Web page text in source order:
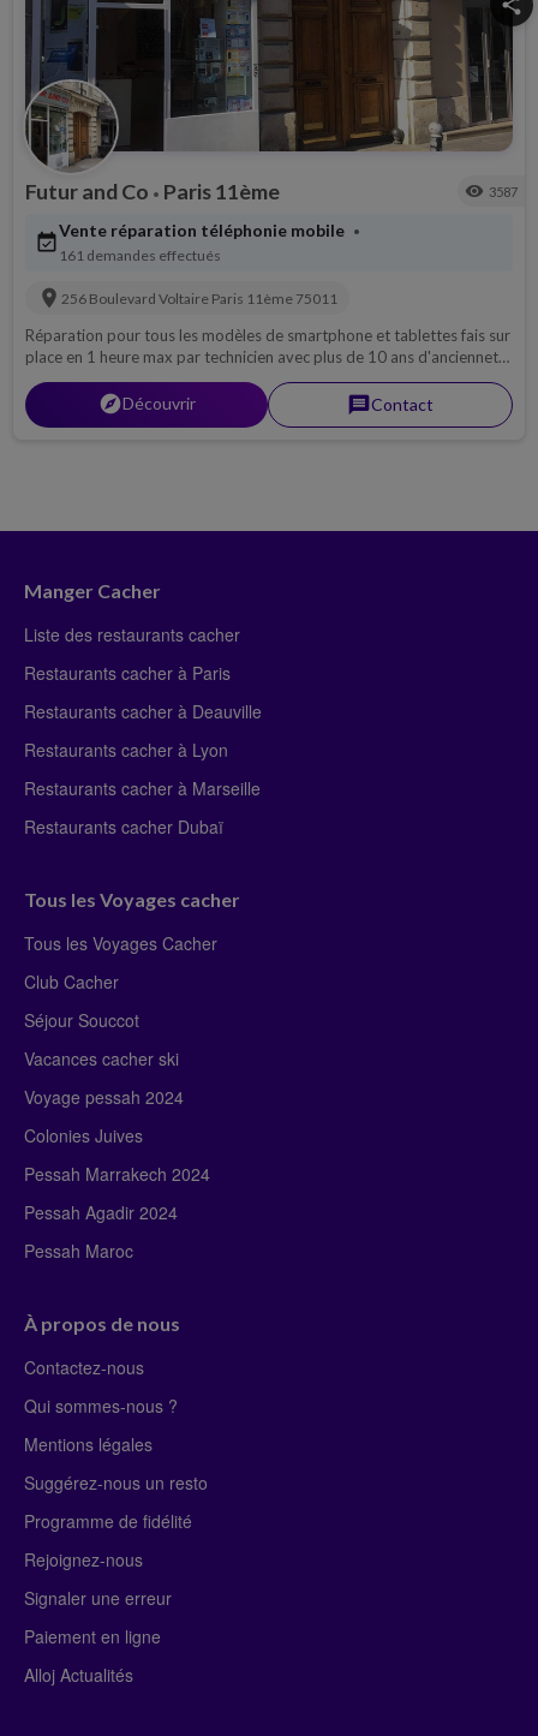
share
Futur and Co • Paris 11ème visibility 3587
event_available
Vente réparation téléphonie mobile •
161 demandes effectués
location_on 256 Boulevard Voltaire Paris 11ème 75011
Réparation pour tous les modèles de smartphone et tablettes fais sur
place en 1 heure max par technicien avec plus de 10 ans d'ancienneté.
L'honnêteté est la devise de FUTUR AND CO
explorerDécouvrir messageContact
Manger Cacher
Liste des restaurants cacher
Restaurants cacher à Paris
Restaurants cacher à Deauville
Restaurants cacher à Lyon
Restaurants cacher à Marseille
Restaurants cacher Dubaï
Tous les Voyages cacher
Tous les Voyages Cacher
Club Cacher
Séjour Souccot
Vacances cacher ski
Voyage pessah 2024
Colonies Juives
Pessah Marrakech 2024
Pessah Agadir 2024
Pessah Maroc
À propos de nous
Contactez-nous
Qui sommes-nous ?
Mentions légales
Suggérez-nous un resto
Programme de fidélité
Rejoignez-nous
Signaler une erreur
Paiement en ligne
Alloj Actualités